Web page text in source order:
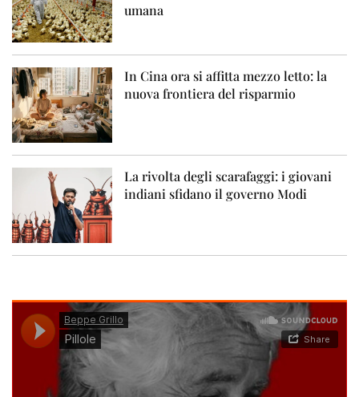
umana
In Cina ora si affitta mezzo letto: la
nuova frontiera del risparmio
La rivolta degli scarafaggi: i giovani
indiani sfidano il governo Modi